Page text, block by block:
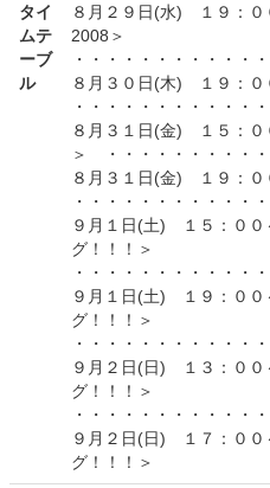
タイ
ムテ
ーブ
ル
８月２９日(水) １９：
2008＞
・・・・・・・・・・・
８月３０日(木) １９：
・・・・・・・・・・・
８月３１日(金) １５：
＞ ・・・・・・・・・
８月３１日(金) １９：
・・・・・・・・・・・
９月１日(土) １５：０
グ！！！＞
・・・・・・・・・・・
９月１日(土) １９：０
グ！！！＞
・・・・・・・・・・・
９月２日(日) １３：０
グ！！！＞
・・・・・・・・・・・
９月２日(日) １７：０
グ！！！＞